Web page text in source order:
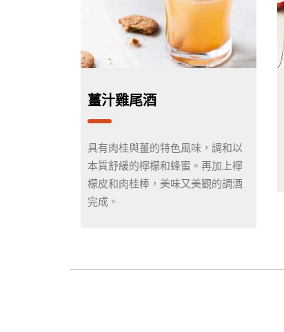
薑汁雞尾酒
具有肉桂與薑的特色風味，調和以
本質舒緩的檸檬和蜂蜜。再加上檸
檬皮和肉桂棒，美味又美觀的調酒
完成。